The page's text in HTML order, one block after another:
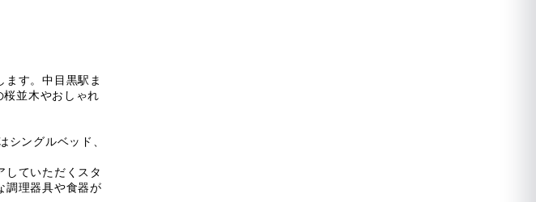
ます。中目黒駅ま
並木やおしゃれ
ングルベッド、
していただくスタ
調理器具や食器が